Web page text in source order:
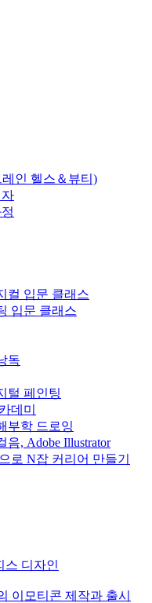
인 헬스＆뷰티)
컬 입문 클래스
입문 클래스
독
털 페인팅
데미
부학 드로잉
음, Adobe Illustrator
로 N잡 커리어 만들기
스 디자인
이모티콘 제작과 출시